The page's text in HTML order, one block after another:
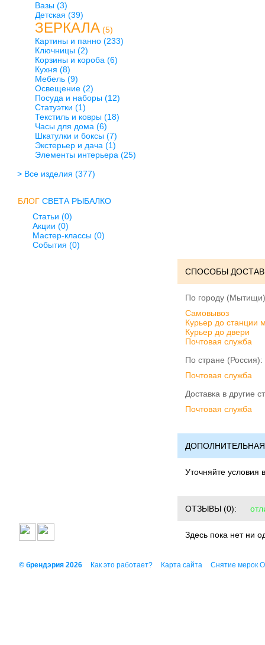
Вазы (3)
Детская (39)
ЗЕРКАЛА (5)
Картины и панно (233)
Ключницы (2)
Корзины и короба (6)
Кухня (8)
Мебель (9)
Освещение (2)
Посуда и наборы (12)
Статуэтки (1)
Текстиль и ковры (18)
Часы для дома (6)
Шкатулки и боксы (7)
Экстерьер и дача (1)
Элементы интерьера (25)
> Все изделия (377)
БЛОГ СВЕТА РЫБАЛКО
Статьи (0)
Акции (0)
Мастер-классы (0)
События (0)
СПОСОБЫ
По городу
Cамовывоз
Курьер до станции
Курьер до двери
Почтовая служба
По стране (Россия):
Почтовая служба
Доставка в другие
Почтовая служба
Уточняйте условия
ОТЗЫВЫ (0):
Здесь пока нет ни
© брендэрия 2026 Как это работает? Карта сайта Снятие мерок